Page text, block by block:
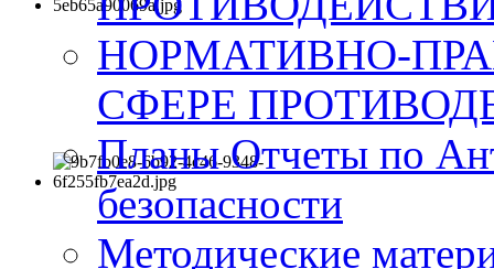
НОРМАТИВНО-
СФЕРЕ
Планы Отчеты по
безопасности
Методические